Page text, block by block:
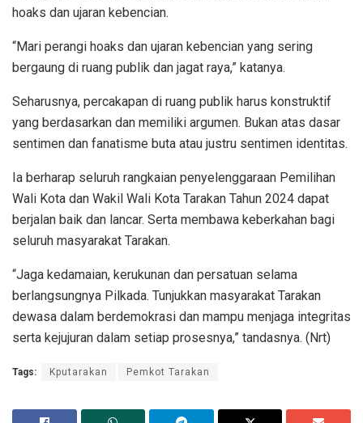
hoaks dan ujaran kebencian.
“Mari perangi hoaks dan ujaran kebencian yang sering
bergaung di ruang publik dan jagat raya,” katanya.
Seharusnya, percakapan di ruang publik harus konstruktif
yang berdasarkan dan memiliki argumen. Bukan atas dasar
sentimen dan fanatisme buta atau justru sentimen identitas.
Ia berharap seluruh rangkaian penyelenggaraan Pemilihan
Wali Kota dan Wakil Wali Kota Tarakan Tahun 2024 dapat
berjalan baik dan lancar. Serta membawa keberkahan bagi
seluruh masyarakat Tarakan.
“Jaga kedamaian, kerukunan dan persatuan selama
berlangsungnya Pilkada. Tunjukkan masyarakat Tarakan
dewasa dalam berdemokrasi dan mampu menjaga integritas
serta kejujuran dalam setiap prosesnya,” tandasnya. (Nrt)
Tags: Kputarakan Pemkot Tarakan